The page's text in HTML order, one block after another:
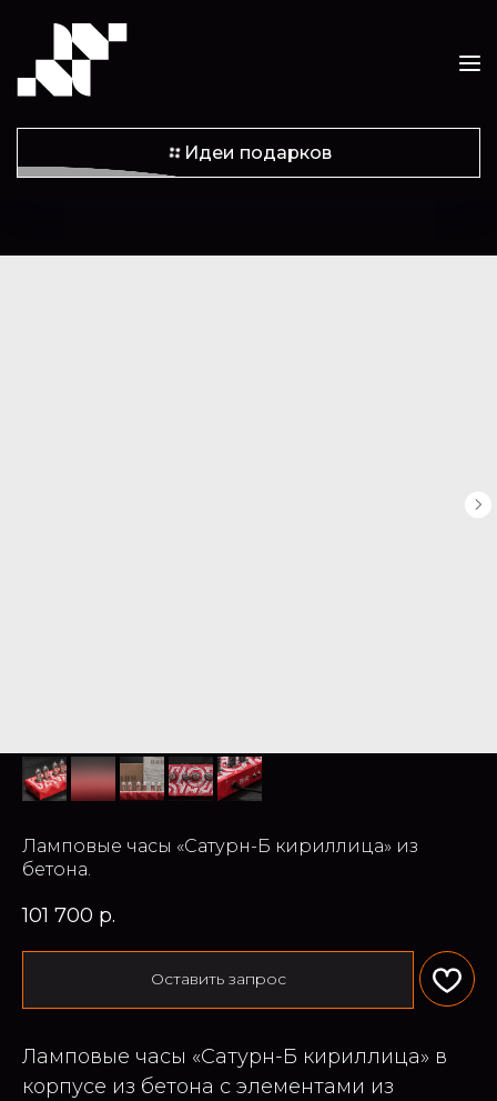
Идеи подарков
Ламповые часы «Сатурн-Б кириллица» из
бетона.
101 700 р.
Оставить запрос
Ламповые часы «Сатурн-Б кириллица» в
корпусе из бетона с элементами из